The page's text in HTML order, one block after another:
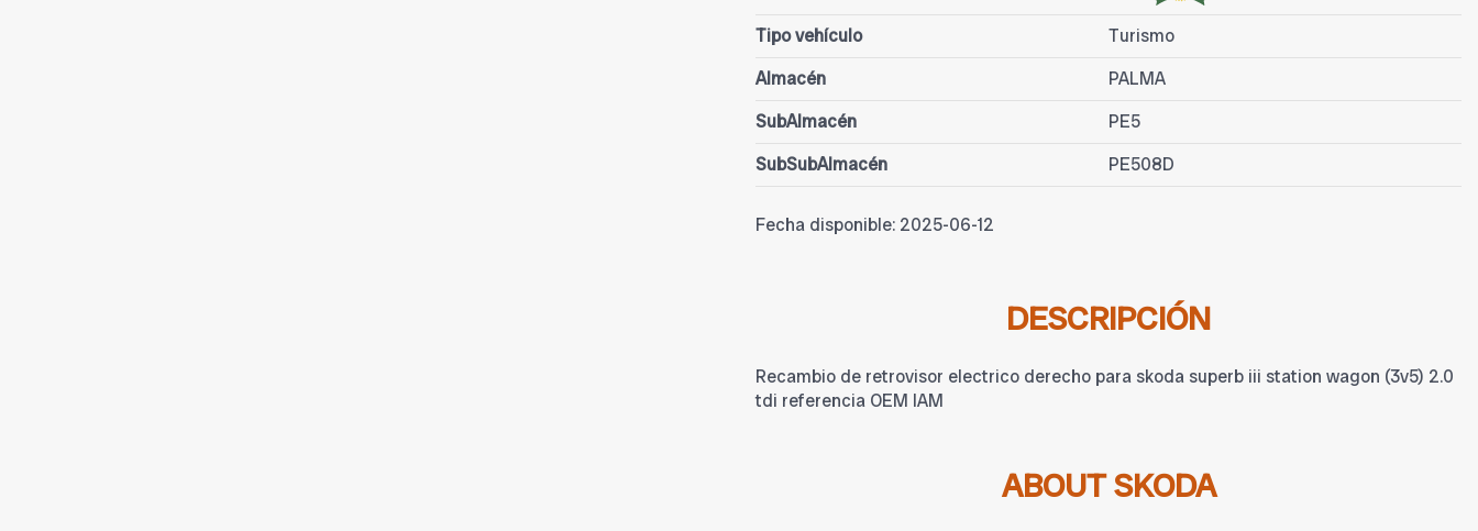
Tipo vehículo
Turismo
Almacén
PALMA
SubAlmacén
PE5
SubSubAlmacén
PE508D
Fecha disponible: 2025-06-12
DESCRIPCIÓN
Recambio de retrovisor electrico derecho para skoda superb iii station wagon (3v5) 2.0
tdi referencia OEM IAM
ABOUT SKODA